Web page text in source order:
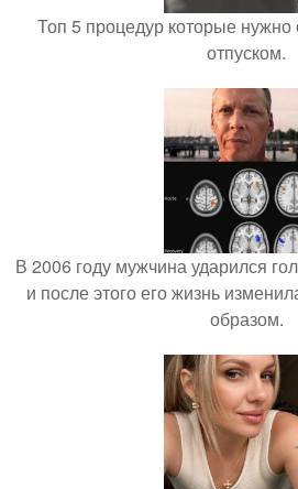
Топ 5 процедур которые нужно
отпуском.
В 2006 году мужчина ударился
и после этого его жизнь
образом.